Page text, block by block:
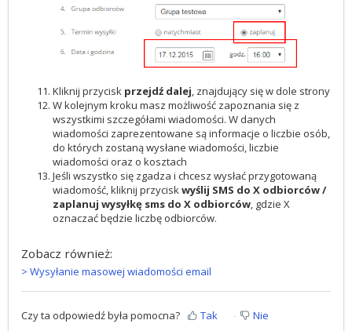
Kliknij przycisk przejdź dalej, znajdujący się w dole strony
W kolejnym kroku masz możliwość zapoznania się z
wszystkimi szczegółami wiadomości. W danych
wiadomości zaprezentowane są informacje o liczbie osób,
do których zostaną wysłane wiadomości, liczbie
wiadomości oraz o kosztach
Jeśli wszystko się zgadza i chcesz wysłać przygotowaną
wiadomość, kliknij przyciskwyślij SMS do X odbiorców /
zaplanuj wysyłkę sms do X odbiorców, gdzie X
oznaczać będzie liczbę odbiorców.
Zobacz również:
> Wysyłanie masowej wiadomości email
Czy ta odpowiedź była pomocna? Tak Nie